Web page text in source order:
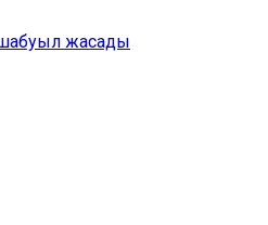
жасады